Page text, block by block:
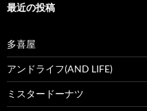
最近の投稿
多喜屋
アンドライフ(AND LIFE)
ミスタードーナツ